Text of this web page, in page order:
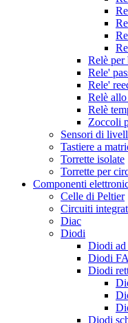
Relè
Rele'
Rele'
Relè
Relè
Zoccoli
Sensori di
Tastiere a
Torrette isolate
Torrette per
Componenti
Celle di Peltier
Circuiti
Diac
Diodi
Diodi ad
Diodi
Diodi
Diodi